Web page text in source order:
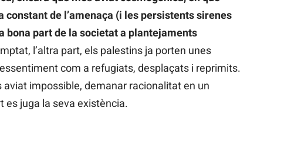
constant de l’amenaça (i les persistents sirenes
bona part de la societat a plantejaments
l’altra part, els palestins ja porten unes
com a refugiats, desplaçats i reprimits.
impossible, demanar racionalitat en un
es juga la seva existència.